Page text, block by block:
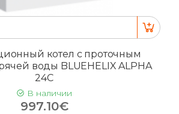
котел с проточным
воды BLUEHELIX ALPHA
24C
В наличии
997.10€